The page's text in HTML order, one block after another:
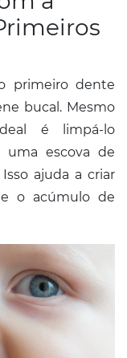
primeiro dente
bucal. Mesmo
é limpá-lo
escova de
ajuda a criar
o acúmulo de